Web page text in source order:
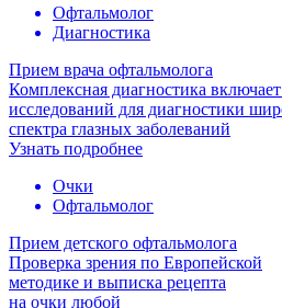
Офтальмолог
Диагностика
Прием врача офтальмолога
Комплексная диагностика
исследований для диагностики
спектра глазных заболеваний
Узнать подробнее
Очки
Офтальмолог
Прием детского офтальмолога
Проверка зрения по Европейской
методике и выписка рецепта
на очки любой